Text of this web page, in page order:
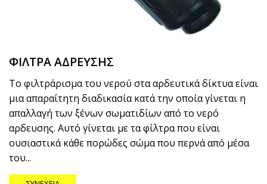
ΦΙΛΤΡΑ ΑΔΡΕΥΣΗΣ
Το φιλτράρισμα του νερού στα αρδευτικά δίκτυα είναι
μια απαραίτητη διαδικασία κατά την οποία γίνεται η
απαλλαγή των ξένων σωματιδίων από το νερό
αρδευσης. Αυτό γίνεται με τα φίλτρα που είναι
ουσιαστικά κάθε πορώδες σώμα που περνά από μέσα
του...